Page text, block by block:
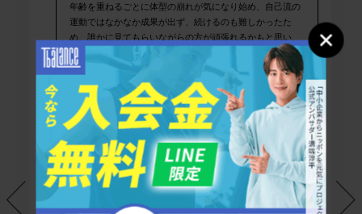
年齢を重ねるごとに体型の崩れが気になり始め、自己流の
運動ではなかなか成果が出ず、続けるのも難しかったた
め、誰かに見てもらいながらの方が頑張れるかもと思い、
ティーバランス芦屋店のパーソナルトレーニングに通い始
めました。営業時間も長く、家事や予定の合間に通いやす
く、無理なく続けられる環境だと感じています。
Q2.ティーバランス西宮店を選んだ理由は？
ティーバランス西宮店は、ネットでの口コミ評価が高く、
パーソナルトレーニング初心者の私でも安心して通えそう
だと思いました。実際に体験カウンセリングでは、丁寧に